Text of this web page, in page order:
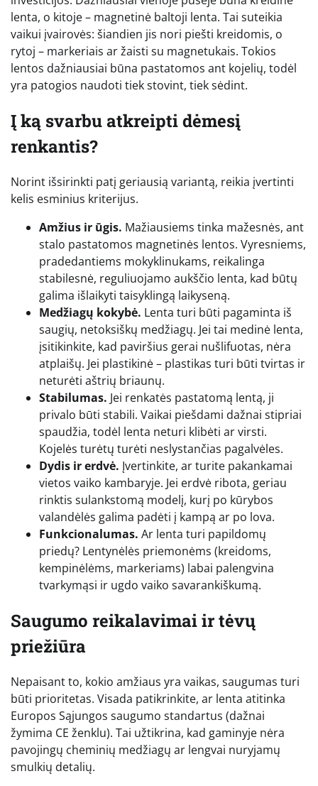
lenta, o kitoje – magnetinė baltoji lenta. Tai suteikia
vaikui įvairovės: šiandien jis nori piešti kreidomis, o
rytoj – markeriais ar žaisti su magnetukais. Tokios
lentos dažniausiai būna pastatomos ant kojelių, todėl
yra patogios naudoti tiek stovint, tiek sėdint.
Į ką svarbu atkreipti dėmesį
renkantis?
Norint išsirinkti patį geriausią variantą, reikia įvertinti
kelis esminius kriterijus.
Amžius ir ūgis. Mažiausiems tinka mažesnės, ant
stalo pastatomos magnetinės lentos. Vyresniems,
pradedantiems mokyklinukams, reikalinga
stabilesnė, reguliuojamo aukščio lenta, kad būtų
galima išlaikyti taisyklingą laikyseną.
Medžiagų kokybė. Lenta turi būti pagaminta iš
saugių, netoksiškų medžiagų. Jei tai medinė lenta,
įsitikinkite, kad paviršius gerai nušlifuotas, nėra
atplaišų. Jei plastikinė – plastikas turi būti tvirtas ir
neturėti aštrių briaunų.
Stabilumas. Jei renkatės pastatomą lentą, ji
privalo būti stabili. Vaikai piešdami dažnai stipriai
spaudžia, todėl lenta neturi klibėti ar virsti.
Kojelės turėtų turėti neslystančias pagalvėles.
Dydis ir erdvė. Įvertinkite, ar turite pakankamai
vietos vaiko kambaryje. Jei erdvė ribota, geriau
rinktis sulankstomą modelį, kurį po kūrybos
valandėlės galima padėti į kampą ar po lova.
Funkcionalumas. Ar lenta turi papildomų
priedų? Lentynėlės priemonėms (kreidoms,
kempinėlėms, markeriams) labai palengvina
tvarkymąsi ir ugdo vaiko savarankiškumą.
Saugumo reikalavimai ir tėvų
priežiūra
Nepaisant to, kokio amžiaus yra vaikas, saugumas turi
būti prioritetas. Visada patikrinkite, ar lenta atitinka
Europos Sąjungos saugumo standartus (dažnai
žymima CE ženklu). Tai užtikrina, kad gaminyje nėra
pavojingų cheminių medžiagų ar lengvai nuryjamų
smulkių detalių.